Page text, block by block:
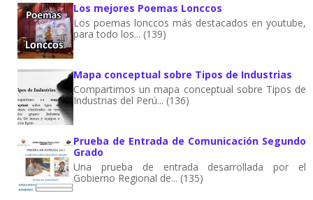
Los mejores Poemas Lonccos
Los poemas lonccos más destacados en youtube,
para todo los... (139)
Mapa conceptual sobre Tipos de Industrias
Compartimos un mapa conceptual sobre Tipos de
Industrias del Perú... (136)
Prueba de Entrada de Comunicación Segundo
Grado
Una prueba de entrada desarrollada por el
Gobierno Regional de... (135)